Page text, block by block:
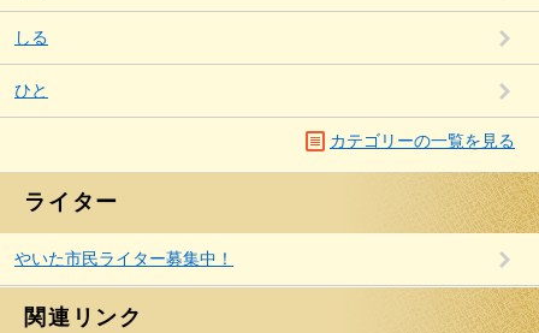
しる
ひと
カテゴリーの一覧を見る
ライター
やいた市民ライター募集中！
関連リンク